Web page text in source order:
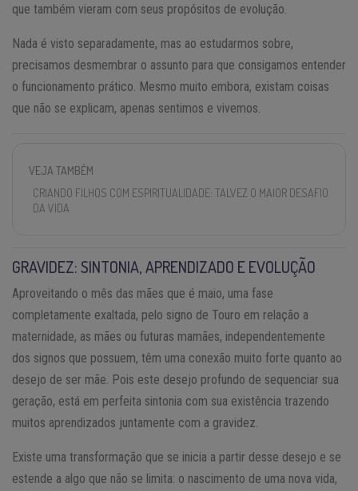
que também vieram com seus propósitos de evolução.
Nada é visto separadamente, mas ao estudarmos sobre,
precisamos desmembrar o assunto para que consigamos entender
o funcionamento prático. Mesmo muito embora, existam coisas
que não se explicam, apenas sentimos e vivemos.
VEJA TAMBÉM
CRIANDO FILHOS COM ESPIRITUALIDADE: TALVEZ O MAIOR DESAFIO
DA VIDA
GRAVIDEZ: SINTONIA, APRENDIZADO E EVOLUÇÃO
Aproveitando o mês das mães que é maio, uma fase
completamente exaltada, pelo signo de Touro em relação a
maternidade, as mães ou futuras mamães, independentemente
dos signos que possuem, têm uma conexão muito forte quanto ao
desejo de ser mãe. Pois este desejo profundo de sequenciar sua
geração, está em perfeita sintonia com sua existência trazendo
muitos aprendizados juntamente com a gravidez.
Existe uma transformação que se inicia a partir desse desejo e se
estende a algo que não se limita: o nascimento de uma nova vida,